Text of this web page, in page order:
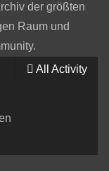
der größten
Raum und
All Activity